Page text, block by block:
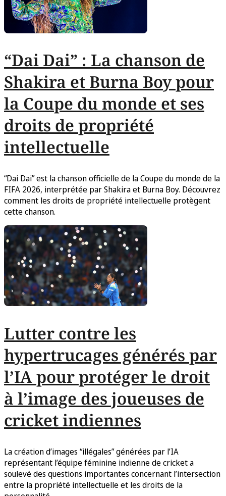
“Dai Dai” : La chanson de
Shakira et Burna Boy pour
la Coupe du monde et ses
droits de propriété
intellectuelle
“Dai Dai” est la chanson officielle de la Coupe du monde de la
FIFA 2026, interprétée par Shakira et Burna Boy. Découvrez
comment les droits de propriété intellectuelle protègent
cette chanson.
Lutter contre les
hypertrucages générés par
l’IA pour protéger le droit
à l’image des joueuses de
cricket indiennes
La création d’images “illégales” générées par l’IA
représentant l’équipe féminine indienne de cricket a
soulevé des questions importantes concernant l’intersection
entre la propriété intellectuelle et les droits de la